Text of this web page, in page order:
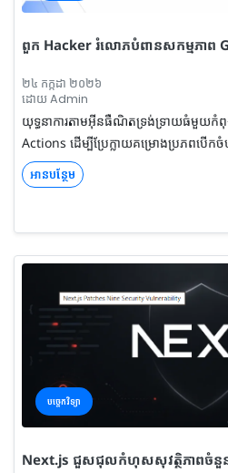
ពួក Hacker រំលោភបំពានសកម្មភាព
២៤ កក្កដា ២០២៦
ដោយ Admin
យុទ្ធនាការតាមអ៊ីនធឺណិតទ្រង់ទ្រាយធំមួយកំ
Actions ដើម្បីប្រែក្លាយគម្រោងប្រភពបើក
អានបន្ថែម
បច្ចេកវិទ្យា
Next.js ជួសជុលកំហុសសុវត្ថិភាពចំនួ